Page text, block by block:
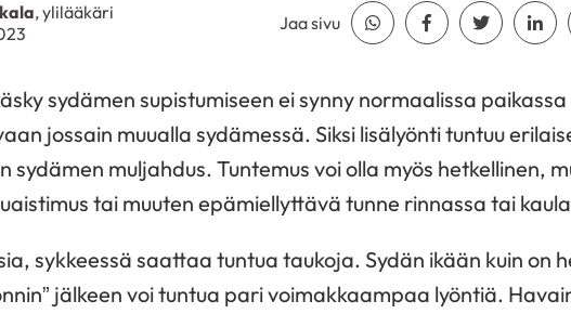
, ylilääkäri
Jaa sivu Jaa Whatsapp
Jaa Facebook
Jaa Twitter
Jaa
sydämen supistumiseen ei synny normaalissa paikassa
jossain muualla sydämessä. Siksi lisälyönti tuntuu
sydämen muljahdus. Tuntemus voi olla myös hetkellinen,
tai muuten epämiellyttävä tunne rinnassa tai
sykkeessä saattaa tuntua taukoja. Sydän ikään kuin on
jälkeen voi tuntua pari voimakkaampaa lyöntiä.